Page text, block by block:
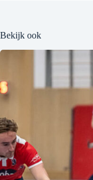
Bekijk ook